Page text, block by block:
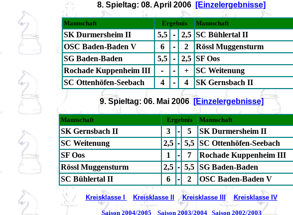
8. Spieltag: 08. April 2006 [Einzelergebnisse]
Mannschaft Ergebnis Mannschaft
SK Durmersheim II 5,5 - 2,5 SC Bühlertal II
OSC Baden-Baden V
6 - 2
Rössl Muggensturm
SG Baden-Baden
5,5 - 2,5 SF Oos
Rochade Kuppenheim III
- - +
SC Weitenung
SC Ottenhöfen-Seebach
4 - 4 SK Gernsbach II
9. Spieltag: 06. Mai 2006[Einzelergebnisse]
Mannschaft Ergebnis Mannschaft
SK Gernsbach II 3 - 5
SK Durmersheim II
SC Weitenung
2,5 - 5,5 SC Ottenhöfen-Seebach
SF Oos
1 - 7
Rochade Kuppenheim III
Rössl Muggensturm
2,5 - 5,5 SG Baden-Baden
SC Bühlertal II
6 - 2 OSC Baden-Baden V
Kreisklasse I Kreisklasse II Kreisklasse III Kreisklasse IV
Saison 2004/2005 Saison 2003/2004 Saison 2002/2003